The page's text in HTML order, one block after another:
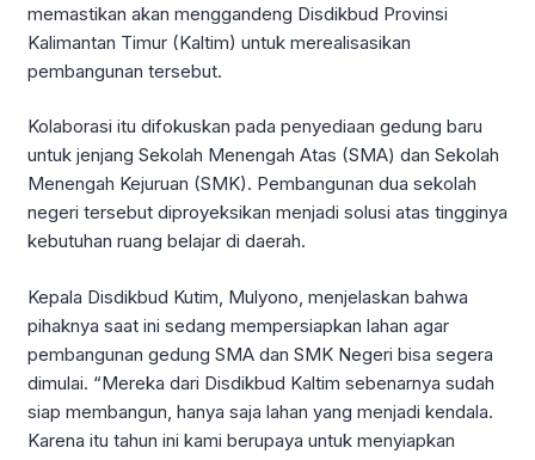
memastikan akan menggandeng Disdikbud Provinsi
Kalimantan Timur (Kaltim) untuk merealisasikan
pembangunan tersebut.
Kolaborasi itu difokuskan pada penyediaan gedung baru
untuk jenjang Sekolah Menengah Atas (SMA) dan Sekolah
Menengah Kejuruan (SMK). Pembangunan dua sekolah
negeri tersebut diproyeksikan menjadi solusi atas tingginya
kebutuhan ruang belajar di daerah.
Kepala Disdikbud Kutim, Mulyono, menjelaskan bahwa
pihaknya saat ini sedang mempersiapkan lahan agar
pembangunan gedung SMA dan SMK Negeri bisa segera
dimulai. “Mereka dari Disdikbud Kaltim sebenarnya sudah
siap membangun, hanya saja lahan yang menjadi kendala.
Karena itu tahun ini kami berupaya untuk menyiapkan